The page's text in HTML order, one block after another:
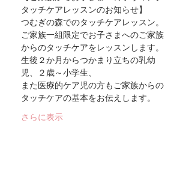
タッチケアレッスンのお知らせ】
つむぎの森でのタッチケアレッスン。
ご家族一組限定でお子さまへのご家族
からのタッチケアをレッスンします。
生後２か月からつかまり立ちの乳幼
児、２歳～小学生、
また医療的ケア児の方もご家族からの
タッチケアの基本をお伝えします。
さらに表示